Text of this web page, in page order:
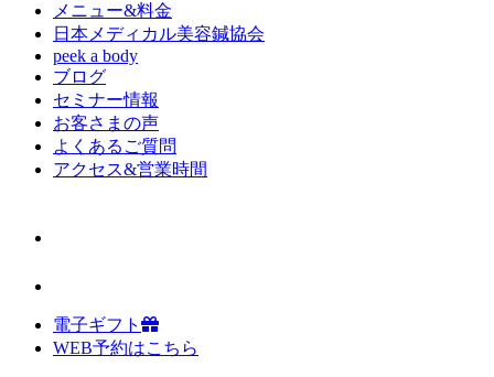
メニュー&料金
日本メディカル美容鍼協会
peek a body
ブログ
セミナー情報
お客さまの声
よくあるご質問
アクセス&営業時間
電子ギフト
WEB予約はこちら